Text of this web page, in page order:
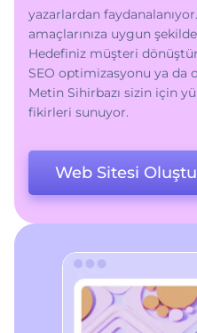
yazarlardan
amaçlarınıza uygun
Hedefiniz müşteri
SEO optimizasyonu ya da
Metin Sihirbazı sizin için
fikirleri sunuyor.
Web Sitesi